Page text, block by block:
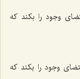
وجود را بكند كه
وجود را بكند كه